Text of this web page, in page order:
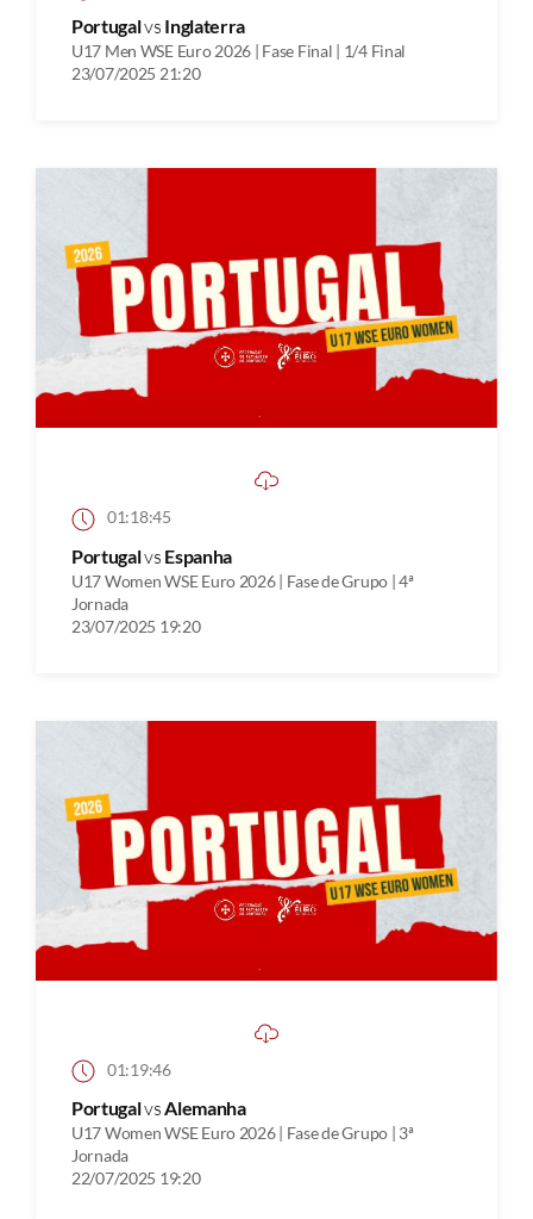
Portugalvs Inglaterra
U17 Men WSE Euro 2026 | Fase Final | 1/4 Final
23/07/2025 21:20
01:18:45
Portugalvs Espanha
U17 Women WSE Euro 2026 | Fase de Grupo | 4ª
Jornada
23/07/2025 19:20
01:19:46
PortugalvsAlemanha
U17 Women WSE Euro 2026 | Fase de Grupo | 3ª
Jornada
22/07/2025 19:20